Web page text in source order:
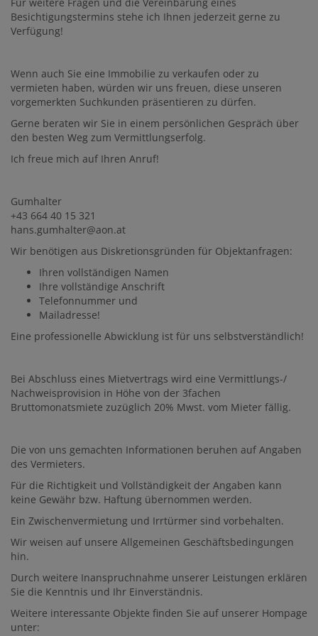
Besichtigungstermins stehe ich Ihnen jederzeit gerne zu
Verfügung!
Wenn auch Sie eine Immobilie zu verkaufen oder zu
vermieten haben, würden wir uns freuen, diese unseren
vorgemerkten Suchkunden präsentieren zu dürfen.
Gerne beraten wir Sie in einem persönlichen Gespräch über
den besten Weg zum Vermittlungserfolg.
Ich freue mich auf Ihren Anruf!
Gumhalter
+43 664 40 15 321
hans.gumhalter@aon.at
Wir benötigen aus Diskretionsgründen für Objektanfragen:
Ihren vollständigen Namen
Ihre vollständige Anschrift
Telefonnummer und
Mailadresse!
Eine professionelle Abwicklung ist für uns selbstverständlich!
Bei Abschluss eines Mietvertrags wird eine Vermittlungs-/
Nachweisprovision in Höhe von der 3fachen
Bruttomonatsmiete zuzüglich 20% Mwst. vom Mieter fällig.
Die von uns gemachten Informationen beruhen auf Angaben
des Vermieters.
Für die Richtigkeit und Vollständigkeit der Angaben kann
keine Gewähr bzw. Haftung übernommen werden.
Ein Zwischenvermietung und Irrtürmer sind vorbehalten.
Wir weisen auf unsere Allgemeinen Geschäftsbedingungen
hin.
Durch weitere Inanspruchnahme unserer Leistungen erklären
Sie die Kenntnis und Ihr Einverständnis.
Weitere interessante Objekte finden Sie auf unserer Hompage
unter: